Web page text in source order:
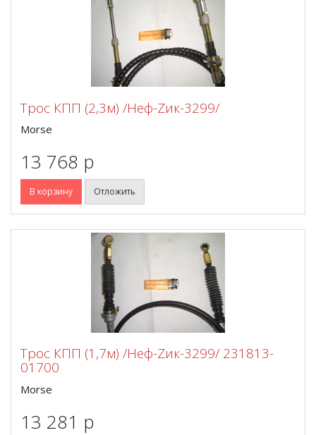
Трос КПП (2,3м) /Неф-Zик-3299/
Morse
13 768 p
В корзину Отложить
Трос КПП (1,7м) /Неф-Zик-3299/ 231813-
01700
Morse
13 281 p